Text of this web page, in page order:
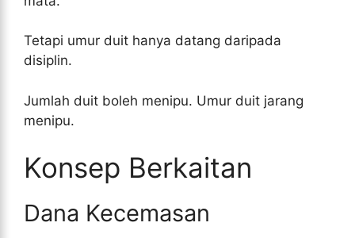
Tetapi umur duit hanya datang daripada
disiplin.
Jumlah duit boleh menipu. Umur duit jarang
menipu.
Konsep Berkaitan
Dana Kecemasan